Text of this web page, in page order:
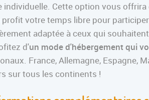
individuelle. Cette option vous
profit votre temps libre pour
adaptée à ceux qui
d'un mode d'hébergement qui
France, Allemagne, Espagne,
sur tous les continents !